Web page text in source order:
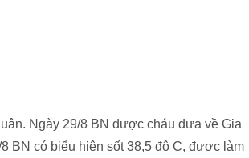
Ngày 29/8 BN được cháu đưa về Gia
BN có biểu hiện sốt 38,5 độ C, được làm